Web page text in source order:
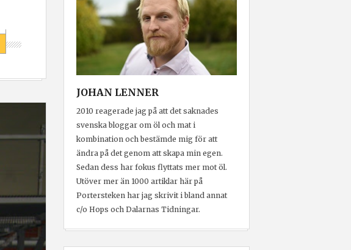
JOHAN LENNER
2010 reagerade jag på att det saknades
svenska bloggar om öl och mat i
kombination och bestämde mig för att
ändra på det genom att skapa min egen.
Sedan dess har fokus flyttats mer mot öl.
Utöver mer än 1000 artiklar här på
Portersteken har jag skrivit i bland annat
c/o Hops och Dalarnas Tidningar.